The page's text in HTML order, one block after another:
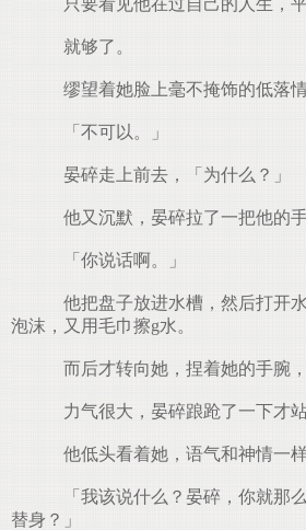
只要看见他在过自己的人生，平
就够了。
缪望着她脸上毫不掩饰的低落情
「不可以。」
晏碎走上前去，「为什么？」
他又沉默，晏碎拉了一把他的手
「你说话啊。」
他把盘子放进水槽，然后打开
泡沫，又用毛巾擦g水。
而后才转向她，捏着她的手腕，
力气很大，晏碎踉跄了一下才站
他低头看着她，语气和神情一样
「我该说什么？晏碎，你就那
替身？」